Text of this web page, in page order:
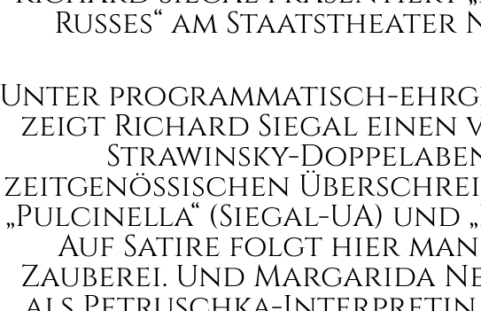
Russes“ am
Unter programmatisch-
zeigt Richard Siegal
Strawinsky-
zeitgenössischen
„Pulcinella“ (Siegal-UA) und
Auf Satire folgt hier
Zauberei. Und Margarida